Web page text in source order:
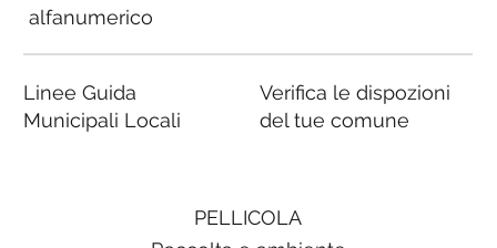
PELLICOLA
alfanumerico
Linee Guida
Municipali Locali
Verifica le dispozioni
del tue comune